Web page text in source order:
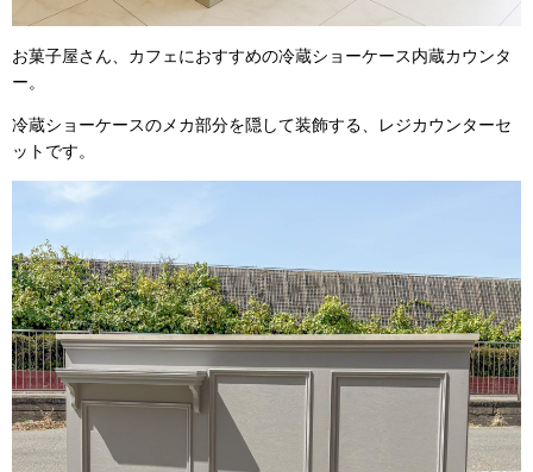
お菓子屋さん、カフェにおすすめの冷蔵ショーケース内蔵カウンタ
ー。
冷蔵ショーケースのメカ部分を隠して装飾する、レジカウンターセ
ットです。